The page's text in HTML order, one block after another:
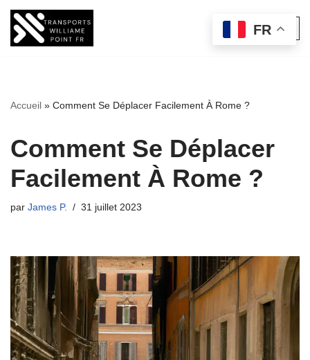
Aller
Accueil » Comment Se Déplacer Facilement À Rome ?
Comment Se Déplacer
Facilement À Rome ?
par James P. 31 juillet 2023
FR